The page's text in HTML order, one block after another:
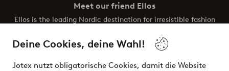
Deine Cookies, deine Wahl!
Jotex nutzt obligatorische Cookies, damit die Website
Meet our friend Ellos
Ellos is the leading Nordic destination for irresistible fashion
the latest trends, curated to make finding your next look
effortless. It’s all here.
Visit Ellos